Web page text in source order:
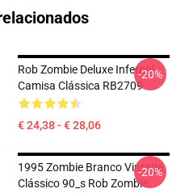
Rob Zombie Deluxe Infernal
Camisa Clássica RB2709
€ 24,38 - € 28,06
-20%
1995 Zombie Branco Vintage
Clássico 90_s Rob Zombie
-20%